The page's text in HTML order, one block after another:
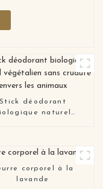
Stick déodorant
naturel
corporel à la
lavande